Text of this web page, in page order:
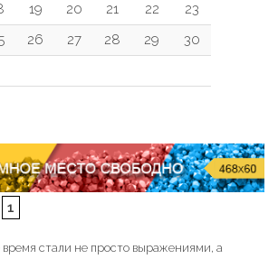
19 20 21 22
23
26 27 28 29
30
1
стали не просто выражениями, а